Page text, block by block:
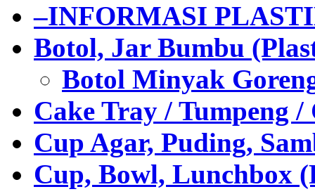
–INFORMASI
Botol, Jar Bumbu
Botol Minyak
Cake Tray / Tumpeng /
Cup Agar, Puding,
Cup, Bowl, Lunchbox